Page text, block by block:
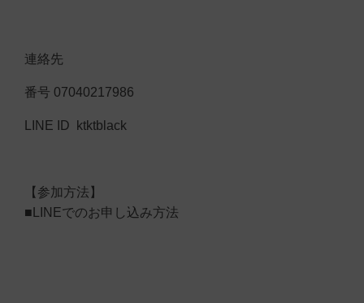
連絡先
番号 07040217986
LINE ID ktktblack
【参加方法】
■LINEでのお申し込み方法